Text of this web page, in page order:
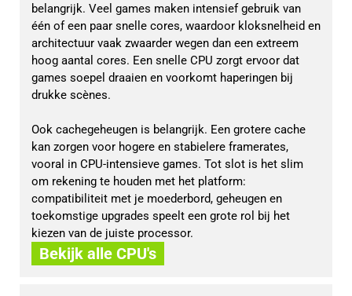
belangrijk. Veel games maken intensief gebruik van
één of een paar snelle cores, waardoor kloksnelheid en
architectuur vaak zwaarder wegen dan een extreem
hoog aantal cores. Een snelle CPU zorgt ervoor dat
games soepel draaien en voorkomt haperingen bij
drukke scènes.
Ook cachegeheugen is belangrijk. Een grotere cache
kan zorgen voor hogere en stabielere framerates,
vooral in CPU-intensieve games. Tot slot is het slim
om rekening te houden met het platform:
compatibiliteit met je moederbord, geheugen en
toekomstige upgrades speelt een grote rol bij het
kiezen van de juiste processor.
Bekijk alle CPU's